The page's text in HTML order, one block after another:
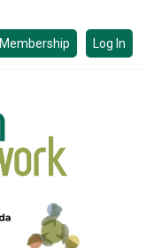
Membership Log In